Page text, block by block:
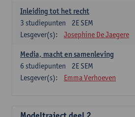
Inleiding tot het recht
2E SEM
3 studiepunten
Lesgever(s):
Josephine De Jaegere
Media, macht en samenleving
2E SEM
6 studiepunten
Lesgever(s):
Emma Verhoeven